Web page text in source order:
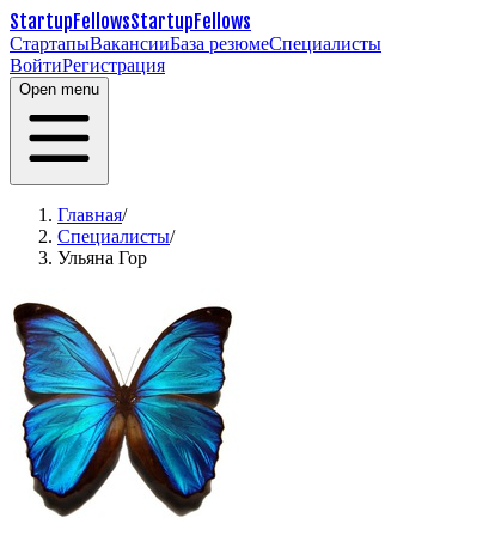
StartupFellowsStartupFellows
СтартапыВакансииБаза резюмеСпециалисты
ВойтиРегистрация
Open menu
Главная/
Специалисты/
Ульяна Гор